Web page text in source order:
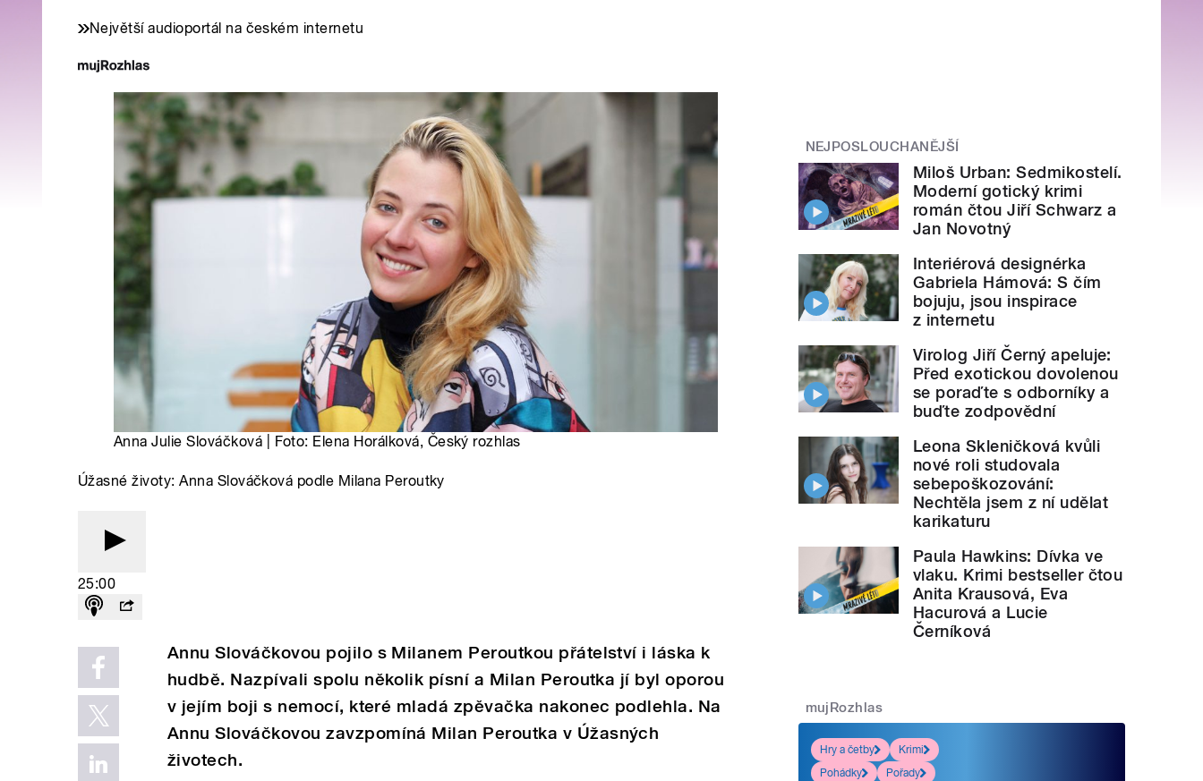
Největší audioportál na českém internetu
Anna Julie Slováčková | Foto: Elena Horálková, Český rozhlas
Úžasné životy: Anna Slováčková podle Milana Peroutky
25:00
Annu Slováčkovou pojilo s Milanem Peroutkou přátelství i láska k
hudbě. Nazpívali spolu několik písní a Milan Peroutka jí byl oporou
v jejím boji s nemocí, které mladá zpěvačka nakonec podlehla. Na
Annu Slováčkovou zavzpomíná Milan Peroutka v Úžasných
životech.
NEJPOSLOUCHANĚJŠÍ
Miloš Urban: Sedmikostelí.
Moderní gotický krimi
román čtou Jiří Schwarz a
Jan Novotný
Interiérová designérka
Gabriela Hámová: S čím
bojuju, jsou inspirace
z internetu
Virolog Jiří Černý apeluje:
Před exotickou dovolenou
se poraďte s odborníky a
buďte zodpovědní
Leona Skleničková kvůli
nové roli studovala
sebepoškozování:
Nechtěla jsem z ní udělat
karikaturu
Paula Hawkins: Dívka ve
vlaku. Krimi bestseller čtou
Anita Krausová, Eva
Hacurová a Lucie
Černíková
mujRozhlas
Hry a četby
Krimi
Pohádky
Pořady